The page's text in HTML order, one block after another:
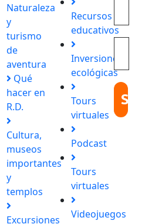
Naturaleza
y
turismo
de
aventura
Qué
hacer en
R.D.
Cultura,
museos
importantes
y
templos
Excursiones
Recursos
educativos
Inversiones
ecológicas
Tours
virtuales
Podcast
Tours
virtuales
Videojuegos